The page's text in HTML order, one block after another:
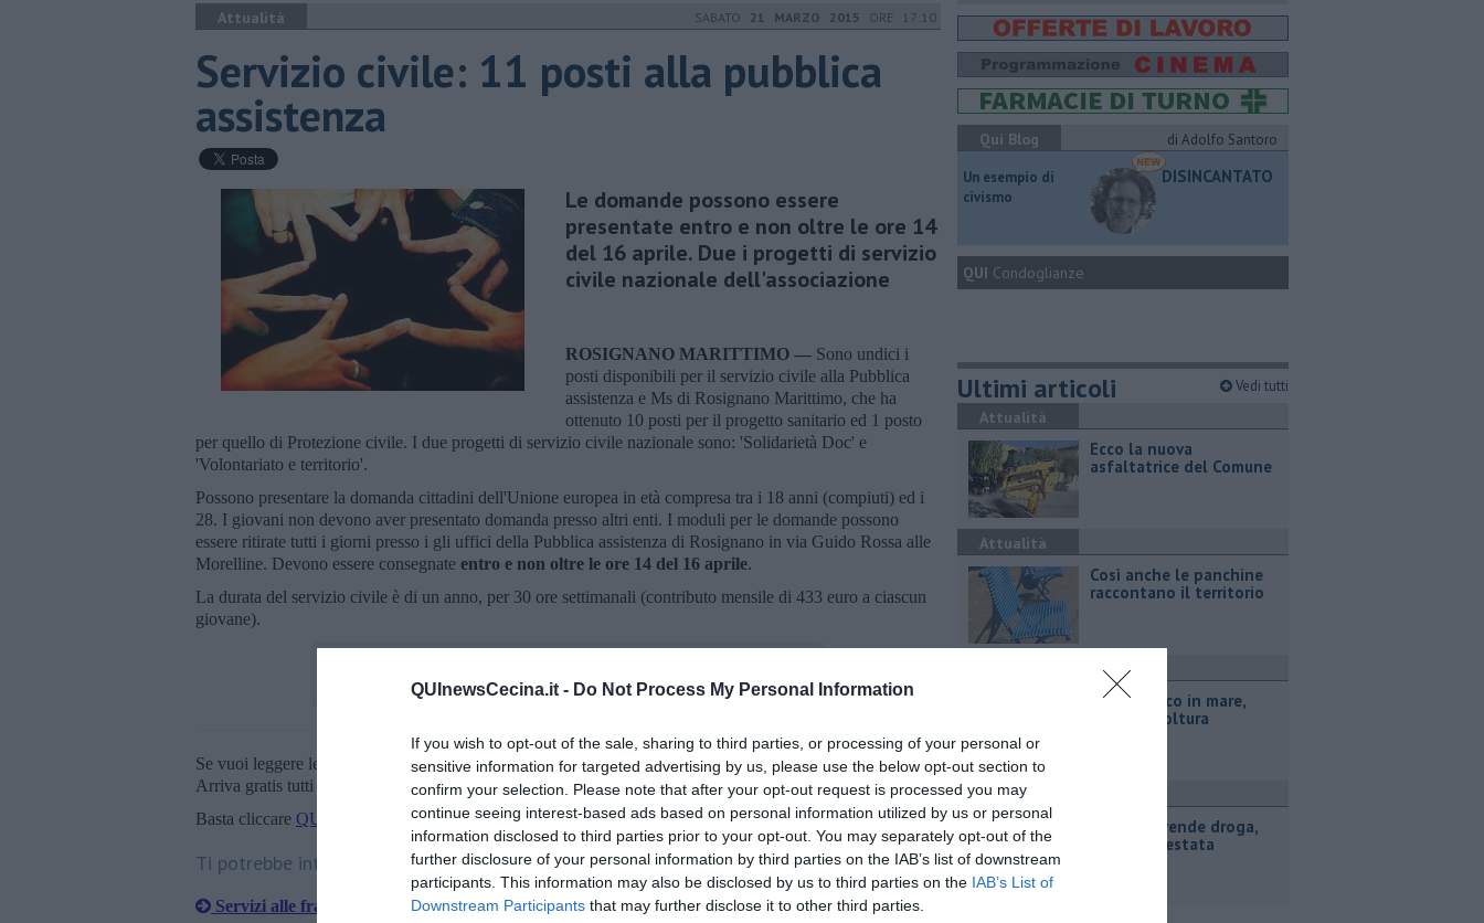
QUInewsCecina.it - Do Not Process My Personal Information
If you wish to opt-out of the sale, sharing to third parties, or processing of your personal or
sensitive information for targeted advertising by us, please use the below opt-out section to
confirm your selection. Please note that after your opt-out request is processed you may
continue seeing interest-based ads based on personal information utilized by us or personal
information disclosed to third parties prior to your opt-out. You may separately opt-out of the
further disclosure of your personal information by third parties on the IAB’s list of downstream
participants. This information may also be disclosed by us to third parties on the IAB’s List of
Downstream Participants that may further disclose it to other third parties.
Attualità SABATO 21 MARZO 2015 ORE 17:10
Servizio civile: 11 posti alla pubblica
assistenza
Le domande possono essere
presentate entro e non oltre le ore 14
del 16 aprile. Due i progetti di servizio
civile nazionale dell'associazione
ROSIGNANO MARITTIMO — Sono undici i
posti disponibili per il servizio civile alla Pubblica
assistenza e Ms di Rosignano Marittimo, che ha
ottenuto 10 posti per il progetto sanitario ed 1 posto
per quello di Protezione civile. I due progetti di servizio civile nazionale sono: 'Solidarietà Doc' e
'Volontariato e territorio'.
Possono presentare la domanda cittadini dell'Unione europea in età compresa tra i 18 anni (compiuti) ed i
28. I giovani non devono aver presentato domanda presso altri enti. I moduli per le domande possono
essere ritirate tutti i giorni presso i gli uffici della Pubblica assistenza di Rosignano in via Guido Rossa alle
Morelline. Devono essere consegnate entro e non oltre le ore 14 del 16 aprile.
La durata del servizio civile è di un anno, per 30 ore settimanali (contributo mensile di 433 euro a ciascun
giovane).
Se vuoi leggere le notizie principali della Toscana iscriviti allaNewsletter QUInews - ToscanaMedia.
Arriva gratis tutti i giorni alle 20:00 direttamente nella tua casella di posta.
Basta cliccare QUI
Ti potrebbe interessare anche:
Servizi alle frazioni: ci pensano i volontari
Qui Blog
di Adolfo Santoro
​Un esempio di
civismo
DISINCANTATO
QUI Condoglianze
Ultimi articoli Vedi tutti
Attualità
Ecco la nuova
asfaltatrice del Comune
Attualità
Così anche le panchine
raccontano il territorio
Parco eolico in mare,
Confagricoltura
Cronaca
Coltiva e vende droga,
coppia arrestata